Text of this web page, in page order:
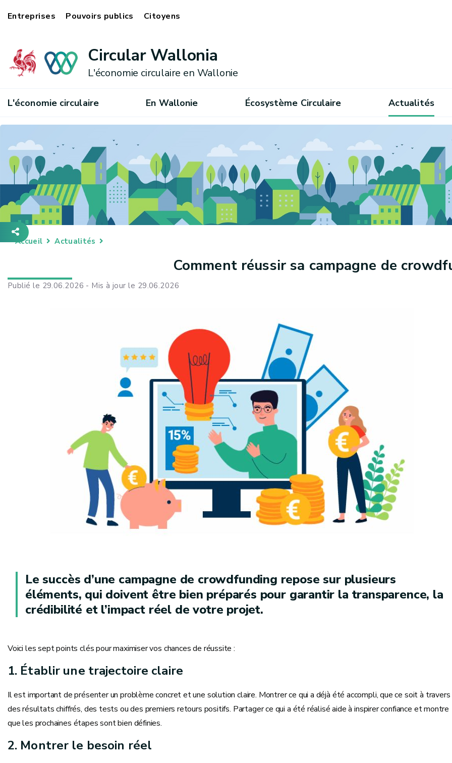
Entreprises Pouvoirs publics Citoyens
Circular Wallonia
L'économie circulaire en Wallonie
L'économie circulaire En Wallonie Écosystème Circulaire Actualités
Accueil Actualités
Comment réussir sa campagne de
Publié le 29.06.2026 - Mis à jour le 29.06.2026
Le succès d’une campagne de crowdfunding repose sur plusieurs
éléments, qui doivent être bien préparés pour garantir la transparence, la
crédibilité et l’impact réel de votre projet.
Voici les sept points clés pour maximiser vos chances de réussite :
1. Établir une trajectoire claire
Il est important de présenter un problème concret et une solution claire. Montrer ce qui a déjà été accompli, que ce soit à travers
des résultats chiffrés, des tests ou des premiers retours positifs. Partager ce qui a été réalisé aide à inspirer confiance et montre
que les prochaines étapes sont bien définies.
2. Montrer le besoin réel